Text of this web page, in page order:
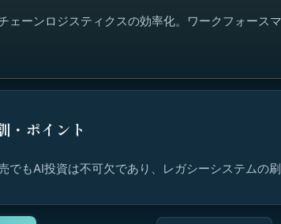
ェーンロジスティクスの効率化。ワークフォース
・ポイント
でもAI投資は不可欠であり、レガシーシステムの刷